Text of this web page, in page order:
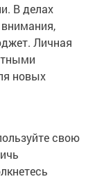
В делах
Личная
новых
свою